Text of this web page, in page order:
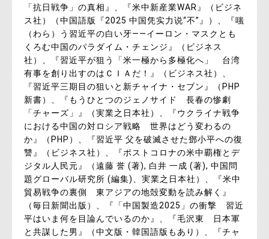
「抗日戦争」の真相』、『米中新産業WAR』（ビジネ
ス社）（中国語版『2025 中国凭实力说“不”』）、『嗤
（わら）う習近平の白い牙――イーロン・マスクとも
くろむ中国のパラダイム・チェンジ』（ビジネス
社）、『習近平が狙う「米一極から多極化へ」 台湾
有事を創り出すのはＣＩＡだ！』（ビジネス社）、
『習近平三期目の狙いと新チャイナ・セブン』（PHP
新書）、『もうひとつのジェノサイド 長春の惨劇
「チャーズ」』（実業之日本社）、『ウクライナ戦争
における中国の対ロシア戦略 世界はどう変わるの
か』（PHP）、『習近平 父を破滅させた鄧小平への復
讐』（ビジネス社）、『ポストコロナの米中覇権とデ
ジタル人民元』（遠藤 誉 (著), 白井 一成 (著), 中国問
題グローバル研究所 (編集)、実業之日本社）、『米中
貿易戦争の裏側 東アジアの地殻変動を読み解く』
（毎日新聞出版）、『「中国製造2025」の衝撃 習近
平はいま何を目論んでいるのか』、『毛沢東 日本軍
と共謀した男』（中文版・韓国語版もあり）、『チャ